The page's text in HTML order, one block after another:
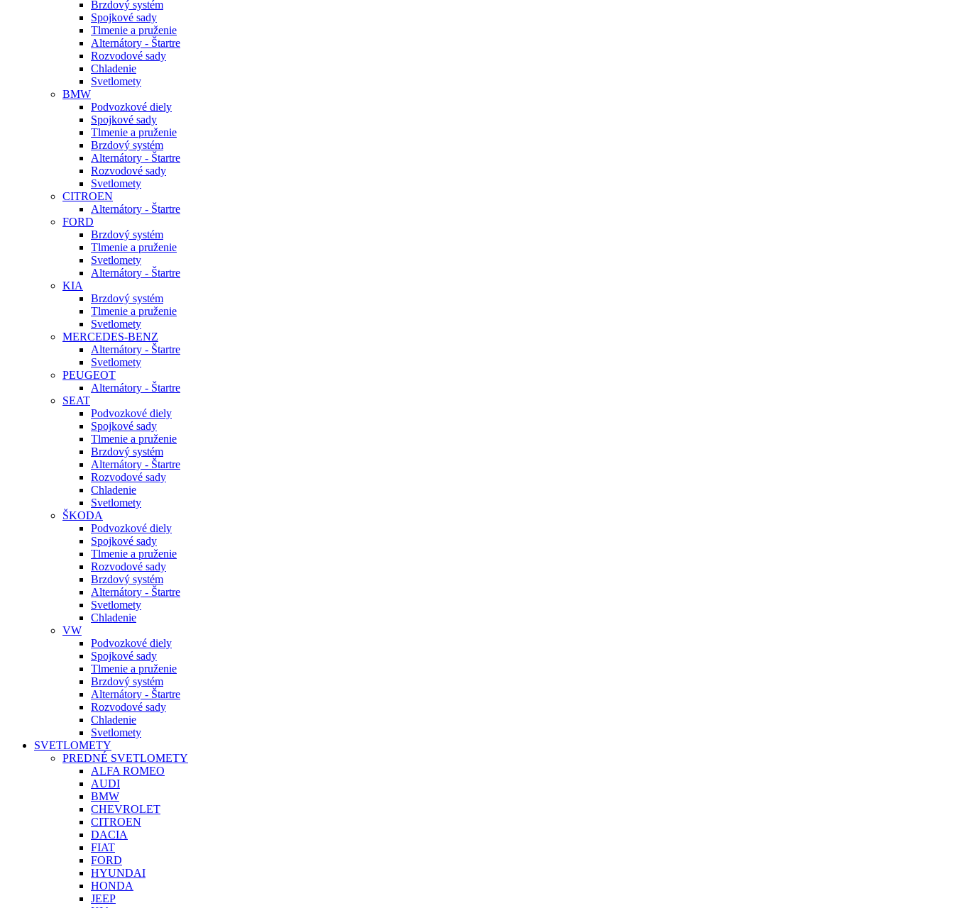
Brzdový systém
Spojkové sady
Tlmenie a pruženie
Alternátory - Štartre
Rozvodové sady
Chladenie
Svetlomety
BMW
Podvozkové diely
Spojkové sady
Tlmenie a pruženie
Brzdový systém
Alternátory - Štartre
Rozvodové sady
Svetlomety
CITROEN
Alternátory - Štartre
FORD
Brzdový systém
Tlmenie a pruženie
Svetlomety
Alternátory - Štartre
KIA
Brzdový systém
Tlmenie a pruženie
Svetlomety
MERCEDES-BENZ
Alternátory - Štartre
Svetlomety
PEUGEOT
Alternátory - Štartre
SEAT
Podvozkové diely
Spojkové sady
Tlmenie a pruženie
Brzdový systém
Alternátory - Štartre
Rozvodové sady
Chladenie
Svetlomety
ŠKODA
Podvozkové diely
Spojkové sady
Tlmenie a pruženie
Rozvodové sady
Brzdový systém
Alternátory - Štartre
Svetlomety
Chladenie
VW
Podvozkové diely
Spojkové sady
Tlmenie a pruženie
Brzdový systém
Alternátory - Štartre
Rozvodové sady
Chladenie
Svetlomety
SVETLOMETY
PREDNÉ SVETLOMETY
ALFA ROMEO
AUDI
BMW
CHEVROLET
CITROEN
DACIA
FIAT
FORD
HYUNDAI
HONDA
JEEP